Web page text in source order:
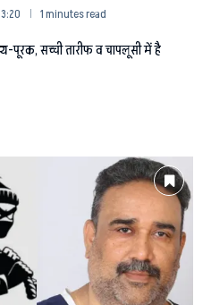
1 minutes read
पूरक, सच्ची तारीफ व चापलूसी में है